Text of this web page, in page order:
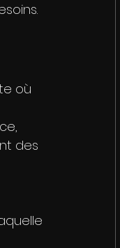
où
des